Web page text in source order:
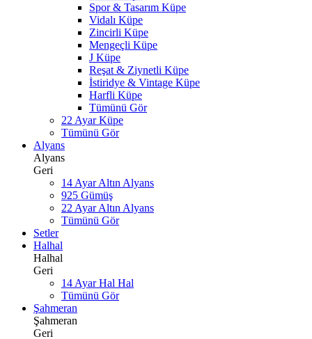
Spor & Tasarım Küpe
Vidalı Küpe
Zincirli Küpe
Mengeçli Küpe
J Küpe
Reşat & Ziynetli Küpe
İstiridye & Vintage Küpe
Harfli Küpe
Tümünü Gör
22 Ayar Küpe
Tümünü Gör
Alyans
Alyans
Geri
14 Ayar Altın Alyans
925 Gümüş
22 Ayar Altın Alyans
Tümünü Gör
Setler
Halhal
Halhal
Geri
14 Ayar Hal Hal
Tümünü Gör
Şahmeran
Şahmeran
Geri